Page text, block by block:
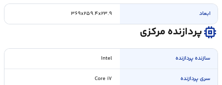
ابعاد ۳۶۹x۲۵۹.۴x۲۳.۹
memoryپردازنده مرکزی
سازنده پردازنده Intel
سری پردازنده Core i۷